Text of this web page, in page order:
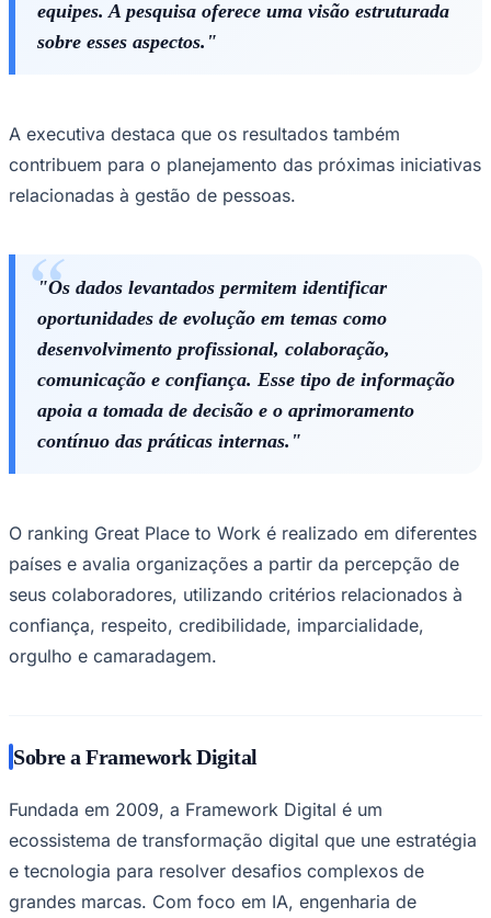
equipes. A pesquisa oferece uma visão estruturada
sobre esses aspectos."
A executiva destaca que os resultados também
contribuem para o planejamento das próximas iniciativas
relacionadas à gestão de pessoas.
"Os dados levantados permitem identificar
oportunidades de evolução em temas como
desenvolvimento profissional, colaboração,
comunicação e confiança. Esse tipo de informação
apoia a tomada de decisão e o aprimoramento
contínuo das práticas internas."
O ranking Great Place to Work é realizado em diferentes
países e avalia organizações a partir da percepção de
seus colaboradores, utilizando critérios relacionados à
confiança, respeito, credibilidade, imparcialidade,
orgulho e camaradagem.
Sobre a Framework Digital
Fundada em 2009, a Framework Digital é um
ecossistema de transformação digital que une estratégia
e tecnologia para resolver desafios complexos de
grandes marcas. Com foco em IA, engenharia de